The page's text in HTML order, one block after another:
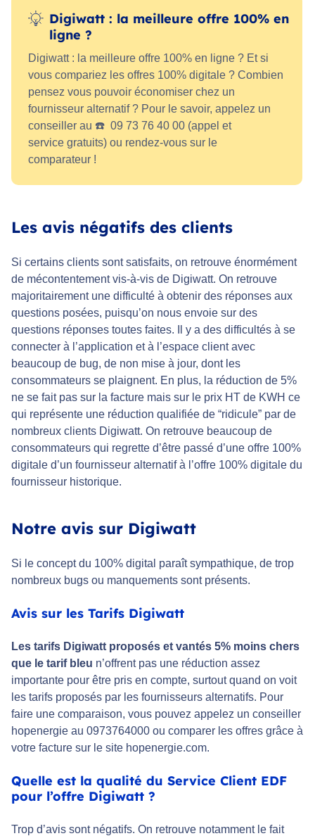
Digiwatt : la meilleure offre 100% en
ligne ?
Digiwatt : la meilleure offre 100% en ligne ? Et si
vous compariez les offres 100% digitale ? Combien
pensez vous pouvoir économiser chez un
fournisseur alternatif ? Pour le savoir, appelez un
conseiller au ☎️ 09 73 76 40 00 (appel et
service gratuits) ou rendez-vous sur le
comparateur !
Les avis négatifs des clients
Si certains clients sont satisfaits, on retrouve énormément
de mécontentement vis-à-vis de Digiwatt. On retrouve
majoritairement une difficulté à obtenir des réponses aux
questions posées, puisqu’on nous envoie sur des
questions réponses toutes faites. Il y a des difficultés à se
connecter à l’application et à l’espace client avec
beaucoup de bug, de non mise à jour, dont les
consommateurs se plaignent. En plus, la réduction de 5%
ne se fait pas sur la facture mais sur le prix HT de KWH ce
qui représente une réduction qualifiée de “ridicule” par de
nombreux clients Digiwatt. On retrouve beaucoup de
consommateurs qui regrette d’être passé d’une offre 100%
digitale d’un fournisseur alternatif à l’offre 100% digitale du
fournisseur historique.
Notre avis sur Digiwatt
Si le concept du 100% digital paraît sympathique, de trop
nombreux bugs ou manquements sont présents.
Avis sur les Tarifs Digiwatt
Les tarifs Digiwatt proposés et vantés 5% moins chers
que le tarif bleu n’offrent pas une réduction assez
importante pour être pris en compte, surtout quand on voit
les tarifs proposés par les fournisseurs alternatifs. Pour
faire une comparaison, vous pouvez appelez un conseiller
hopenergie au 0973764000 ou comparer les offres grâce à
votre facture sur le site hopenergie.com.
Quelle est la qualité du Service Client EDF
pour l’offre Digiwatt ?
Trop d’avis sont négatifs. On retrouve notamment le fait